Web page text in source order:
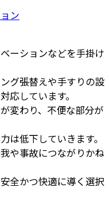
ン
ーションなどを手掛け
グ張替えや手すりの設
応しています。
変わり、不便な部分が
は低下していきます。
や事故につながりかね
全かつ快適に導く選択